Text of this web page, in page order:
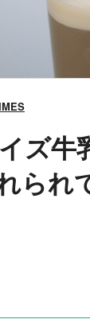
ズ牛
られ